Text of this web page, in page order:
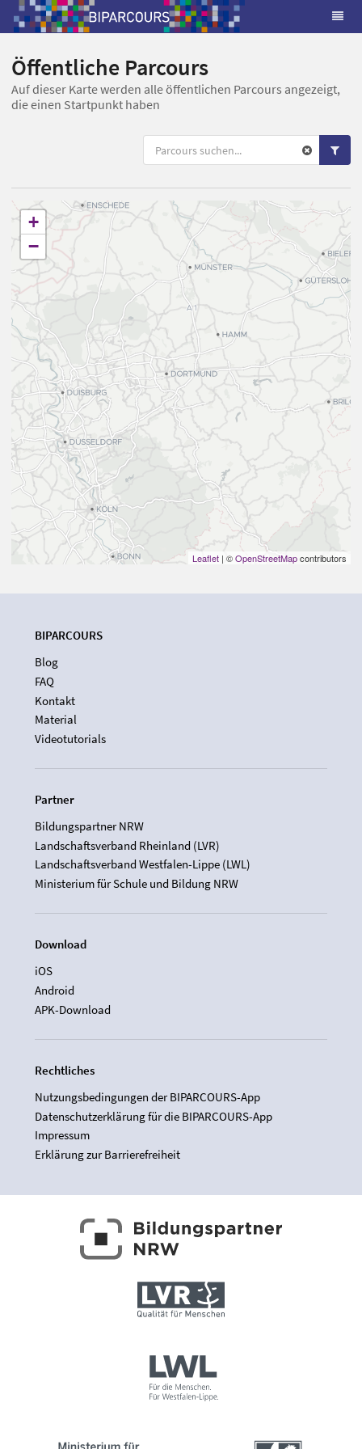
Öffentliche Parcours
Auf dieser Karte werden alle öffentlichen Parcours angezeigt,
die einen Startpunkt haben
+
−
Leaflet | ©OpenStreetMapcontributors
BIPARCOURS
Blog
FAQ
Kontakt
Material
Videotutorials
Partner
Bildungspartner NRW
Landschaftsverband Rheinland (LVR)
Landschaftsverband Westfalen-Lippe (LWL)
Ministerium für Schule und Bildung NRW
Download
iOS
Android
APK-Download
Rechtliches
Nutzungsbedingungen der BIPARCOURS-App
Datenschutzerklärung für die BIPARCOURS-App
Impressum
Erklärung zur Barrierefreiheit